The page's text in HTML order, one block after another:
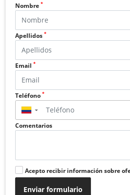
Nombre *
Apellidos *
Email *
Teléfono *
▼
Comentarios
Acepto recibir información sobre
Enviar formulario